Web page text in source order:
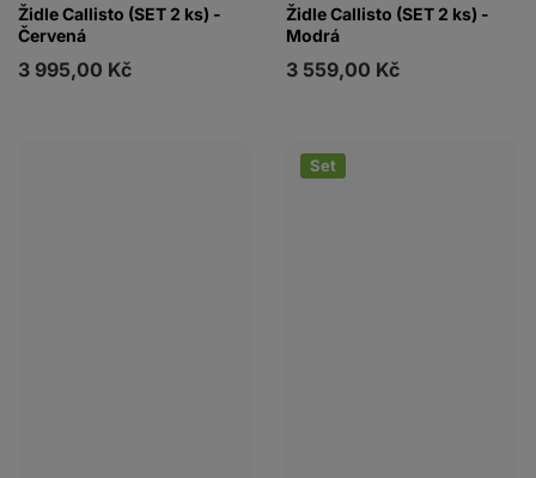
Židle Callisto (SET 2 ks) -
Červená
3 995,00 Kč
Židle Callisto (SET 2 ks) -
Modrá
3 559,00 Kč
Set